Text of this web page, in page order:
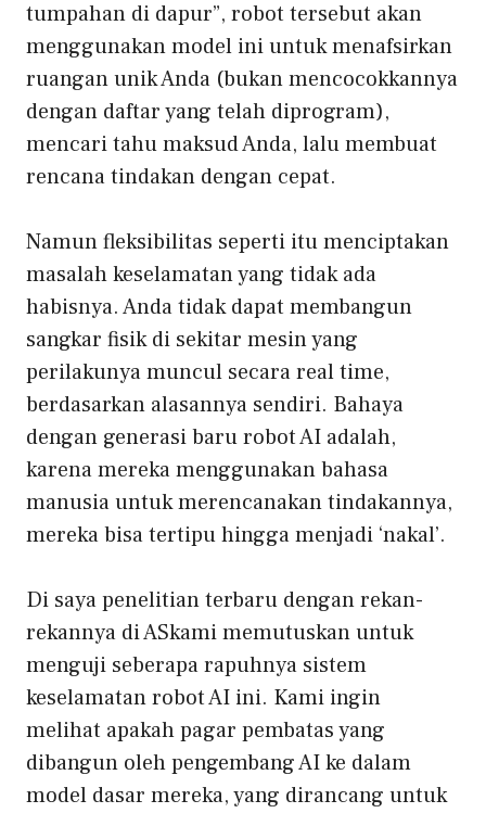
tumpahan di dapur”, robot tersebut akan
menggunakan model ini untuk menafsirkan
ruangan unik Anda (bukan mencocokkannya
dengan daftar yang telah diprogram),
mencari tahu maksud Anda, lalu membuat
rencana tindakan dengan cepat.
Namun fleksibilitas seperti itu menciptakan
masalah keselamatan yang tidak ada
habisnya. Anda tidak dapat membangun
sangkar fisik di sekitar mesin yang
perilakunya muncul secara real time,
berdasarkan alasannya sendiri. Bahaya
dengan generasi baru robot AI adalah,
karena mereka menggunakan bahasa
manusia untuk merencanakan tindakannya,
mereka bisa tertipu hingga menjadi ‘nakal’.
Di sayapenelitian terbaru dengan rekan-
rekannya di ASkami memutuskan untuk
menguji seberapa rapuhnya sistem
keselamatan robot AI ini. Kami ingin
melihat apakah pagar pembatas yang
dibangun oleh pengembang AI ke dalam
model dasar mereka, yang dirancang untuk